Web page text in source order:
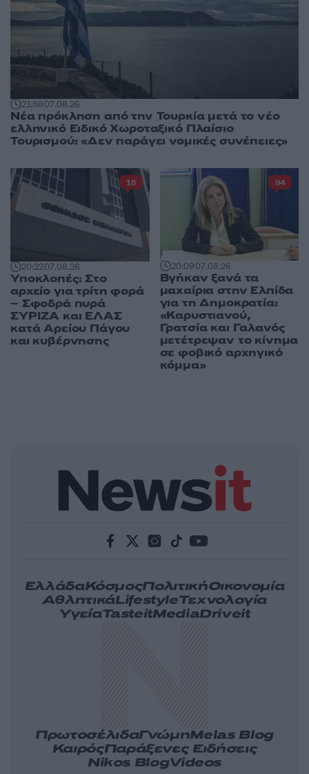
21:5807.08.26
Νέα πρόκληση από την Τουρκία μετά το νέο
ελληνικό Ειδικό Χωροταξικό Πλαίσιο
Τουρισμού: «Δεν παράγει νομικές συνέπειες»
20:2207.08.26
Υποκλοπές: Στο
αρχείο για τρίτη φορά
– Σφοδρά πυρά
ΣΥΡΙΖΑ και ΕΛΑΣ
κατά Αρείου Πάγου
και κυβέρνησης
18
20:0907.08.26
Βγήκαν ξανά τα
μαχαίρια στην Ελπίδα
για τη Δημοκρατία:
«Καρυστιανού,
Γρατσία και Γαλανός
μετέτρεψαν το κίνημα
σε φοβικό αρχηγικό
κόμμα»
94
ΕλλάδαΚόσμοςΠολιτικήΟικονομία
ΑθλητικάLifestyleΤεχνολογία
ΥγείαTasteitMediaDriveit
ΠρωτοσέλιδαΓνώμηMelas Blog
ΚαιρόςΠαράξενες Ειδήσεις
Nikos BlogVideos